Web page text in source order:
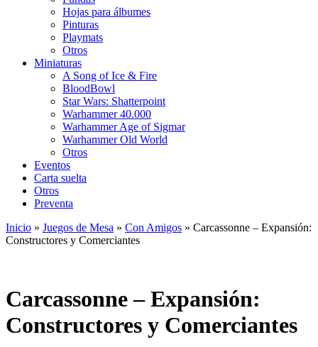
Hojas para álbumes
Pinturas
Playmats
Otros
Miniaturas
A Song of Ice & Fire
BloodBowl
Star Wars: Shatterpoint
Warhammer 40.000
Warhammer Age of Sigmar
Warhammer Old World
Otros
Eventos
Carta suelta
Otros
Preventa
Inicio » Juegos de Mesa » Con Amigos » Carcassonne – Expansión:
Constructores y Comerciantes
Carcassonne – Expansión:
Constructores y Comerciantes